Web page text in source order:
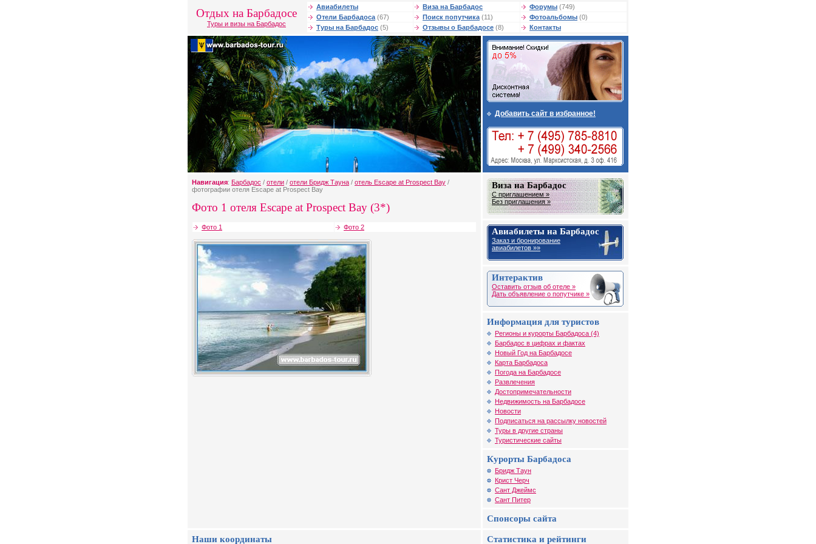
Отдых на Барбадосе
Туры и визы на Барбадос
Авиабилеты Виза на Барбадос Форумы (749)
Отели Барбадоса (67) Поиск попутчика (11) Фотоальбомы (0)
Туры на Барбадос (5) Отзывы о Барбадосе (8) Контакты
Добавить сайт в избранное!
Навигация: Барбадос / отели / отели Бридж Тауна / отель Escape at Prospect Bay /
фотографии отеля Escape at Prospect Bay
Фото 1 отеля Escape at Prospect Bay (3*)
Фото 1 Фото 2
Виза на Барбадос
С приглашением »
Без приглашения »
Авиабилеты на Барбадос
Заказ и бронирование
авиабилетов »»
Интерактив
Оставить отзыв об отеле »
Дать объявление о попутчике »
Информация для туристов
Регионы и курорты Барбадоса (4)
Барбадос в цифрах и фактах
Новый Год на Барбадосе
Карта Барбадоса
Погода на Барбадосе
Развлечения
Достопримечательности
Недвижимость на Барбадосе
Новости
Подписаться на рассылку новостей
Туры в другие страны
Туристические сайты
Курорты Барбадоса
Бридж Таун
Крист Черч
Сант Джеймс
Сант Питер
Спонсоры сайта
Наши координаты Статистика и рейтинги